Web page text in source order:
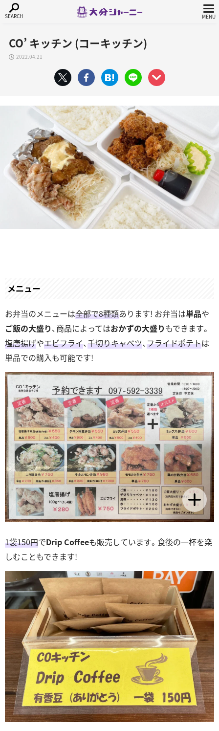
CO’ キッチン (コーキッチン)
2022.04.21
メニュー
お弁当のメニューは全部で8種類あります! お弁当は単品や
ご飯の大盛り、商品によってはおかずの大盛りもできます。
塩唐揚げやエビフライ、千切りキャベツ、フライドポテトは
単品での購入も可能です!
1袋150円でDrip Coffeeも販売しています。食後の一杯を楽
しむこともできます!